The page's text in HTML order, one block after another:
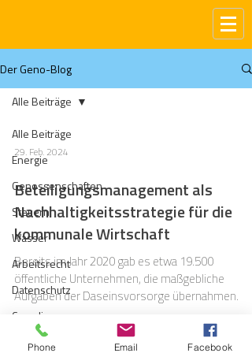
Der Geno-Blog
Alle Beiträge
Energie
Genossenschaften
Steuern
Wasser
Arbeitsrecht
Datenschutz
Compliance
Gas
Alle Beiträge
29. Feb. 2024
Beteiligungsmanagement als
Nachhaltigkeitsstrategie für die
kommunale Wirtschaft
Bereits im Jahr 2020 gab es etwa 19.500
öffentliche Unternehmen, die maßgebliche
Aufgaben der Daseinsvorsorge übernahmen.
Phone Email Facebook